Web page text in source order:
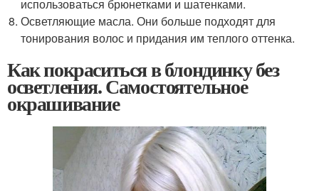
использоваться брюнетками и шатенками.
Осветляющие масла. Они больше подходят для
тонирования волос и придания им теплого оттенка.
Как покраситься в блондинку без
осветления. Самостоятельное
окрашивание